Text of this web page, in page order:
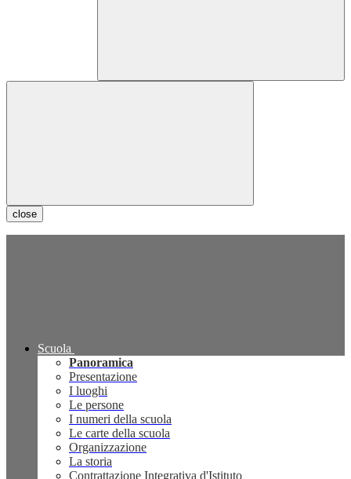
close
Scuola
Panoramica
Presentazione
I luoghi
Le persone
I numeri della scuola
Le carte della scuola
Organizzazione
La storia
Contrattazione Integrativa d'Istituto